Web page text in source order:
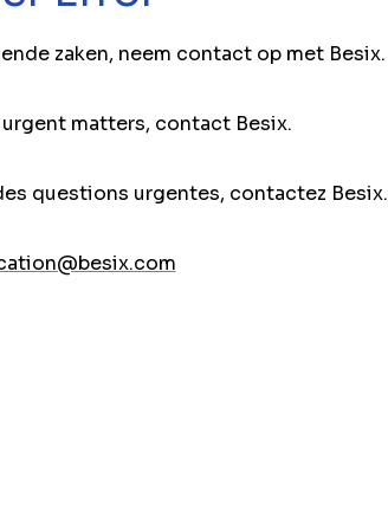
zaken, neem contact op met Besix.
matters, contact Besix.
questions urgentes, contactez Besix.